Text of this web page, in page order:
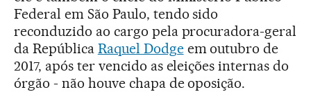
Federal em São Paulo, tendo sido
reconduzido ao cargo pela procuradora-geral
da República Raquel Dodgeem outubro de
2017, após ter vencido as eleições internas do
órgão - não houve chapa de oposição.